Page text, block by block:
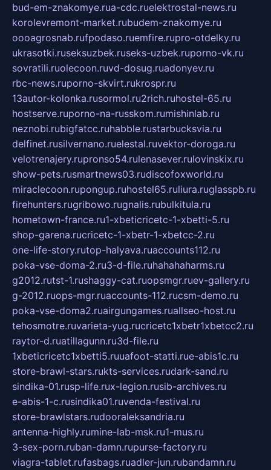
bud-em-znakomye.rua-cdc.ruelektrostal-news.ru
korolevremont-market.rubudem-znakomye.ru
oooagrosnab.rufpodaso.ruemfire.rupro-otdelky.ru
ukrasotki.ruseksuzbek.ruseks-uzbek.ruporno-vk.ru
sovratili.ruolecoon.ruvd-dosug.ruadonyev.ru
rbc-news.ruporno-skvirt.rukrospr.ru
13autor-kolonka.rusormol.ru2rich.ruhostel-65.ru
hostserve.ruporno-na-russkom.rumishinlab.ru
neznobi.rubigfatcc.ruhabble.rustarbucksvia.ru
delfinet.rusilvernano.ruelestal.ruvektor-doroga.ru
velotrenajery.rupronso54.rulenasever.rulovinskix.ru
show-pets.rusmartnews03.rudiscofoxworld.ru
miraclecoon.rupongup.ruhostel65.ruliura.ruglasspb.ru
firehunters.rugribowo.rugnalis.rubulkitula.ru
hometown-france.ru1-xbeticricetc-1-xbetti-5.ru
shop-garena.rucricetc-1-xbetr-1-xbetcc-2.ru
one-life-story.rutop-halyava.ruaccounts112.ru
poka-vse-doma-2.ru3-d-file.ruhahahaharms.ru
g2012.rutst-1.rushaggy-cat.ruopsmgr.ruev-gallery.ru
g-2012.ruops-mgr.ruaccounts-112.rucsm-demo.ru
poka-vse-doma2.ruairgungames.ruallseo-host.ru
tehosmotre.ruvarieta-yug.rucricetc1xbetr1xbetcc2.ru
raytor-d.ruatillagunn.ru3d-file.ru
1xbeticricetc1xbetti5.ruuafoot-statti.rue-abis1c.ru
store-brawl-stars.rukts-services.rudark-sand.ru
sindika-01.rusp-life.rux-legion.rusib-archives.ru
e-abis-1-c.rusindika01.ruvenda-festival.ru
store-brawlstars.rudooraleksandria.ru
antenna-highly.rumine-lab-msk.ru1-mus.ru
3-sex-porn.ruban-damn.rupurse-factory.ru
viagra-tablet.rufasbags.ruadler-jun.rubandamn.ru